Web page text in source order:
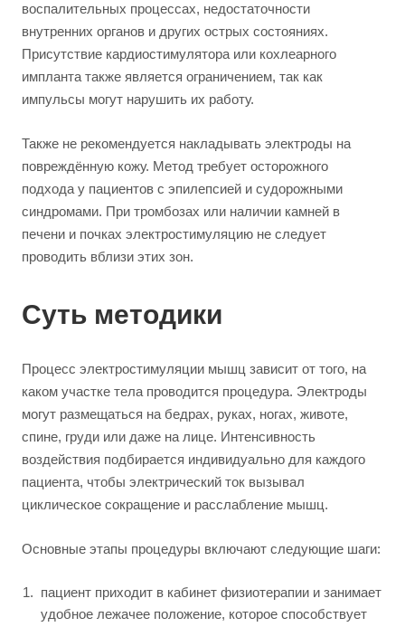
воспалительных процессах, недостаточности
внутренних органов и других острых состояниях.
Присутствие кардиостимулятора или кохлеарного
импланта также является ограничением, так как
импульсы могут нарушить их работу.
Также не рекомендуется накладывать электроды на
повреждённую кожу. Метод требует осторожного
подхода у пациентов с эпилепсией и судорожными
синдромами. При тромбозах или наличии камней в
печени и почках электростимуляцию не следует
проводить вблизи этих зон.
Суть методики
Процесс электростимуляции мышц зависит от того, на
каком участке тела проводится процедура. Электроды
могут размещаться на бедрах, руках, ногах, животе,
спине, груди или даже на лице. Интенсивность
воздействия подбирается индивидуально для каждого
пациента, чтобы электрический ток вызывал
циклическое сокращение и расслабление мышц.
Основные этапы процедуры включают следующие шаги:
пациент приходит в кабинет физиотерапии и занимает
удобное лежачее положение, которое способствует